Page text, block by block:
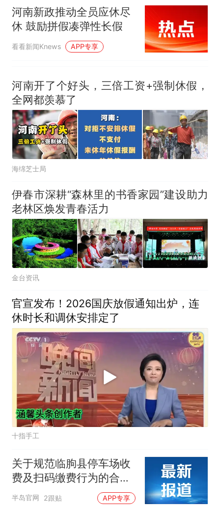
河南新政推动全员应休尽
休 鼓励拼假凑弹性长假
看看新闻Knews APP专享
河南开了个好头，三倍工资+强制休假，
全网都羡慕了
海绵芝士局
伊春市深耕“森林里的书香家园”建设助力
老林区焕发青春活力
金台资讯
官宣发布！2026国庆放假通知出炉，连
休时长和调休安排定了
十指手工
关于规范临朐县停车场收
费及扫码缴费行为的合规
提示
半岛官网 2跟贴 APP专享